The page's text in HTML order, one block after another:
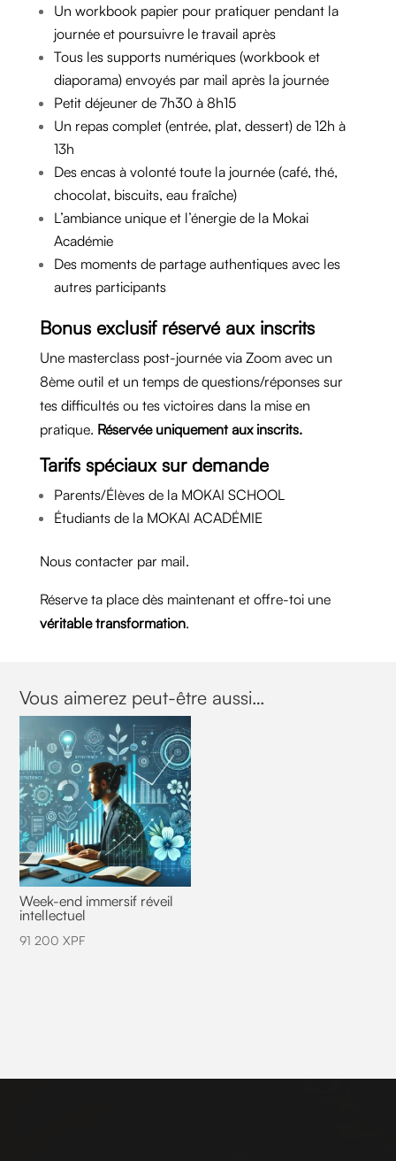
Un workbook papier pour pratiquer pendant la
journée et poursuivre le travail après
Tous les supports numériques (workbook et
diaporama) envoyés par mail après la journée
Petit déjeuner de 7h30 à 8h15
Un repas complet (entrée, plat, dessert) de 12h à
13h
Des encas à volonté toute la journée (café, thé,
chocolat, biscuits, eau fraîche)
L’ambiance unique et l’énergie de la Mokai
Académie
Des moments de partage authentiques avec les
autres participants
Bonus exclusif réservé aux inscrits
Une masterclass post-journée via Zoom avec un
8ème outil et un temps de questions/réponses sur
tes difficultés ou tes victoires dans la mise en
pratique. Réservée uniquement aux inscrits.
Tarifs spéciaux sur demande
Parents/Élèves de la MOKAI SCHOOL
Étudiants de la MOKAI ACADÉMIE
Nous contacter par mail.
Réserve ta place dès maintenant et offre-toi une
véritable transformation.
Vous aimerez peut-être aussi…
Week-end immersif réveil
intellectuel
91 200XPF